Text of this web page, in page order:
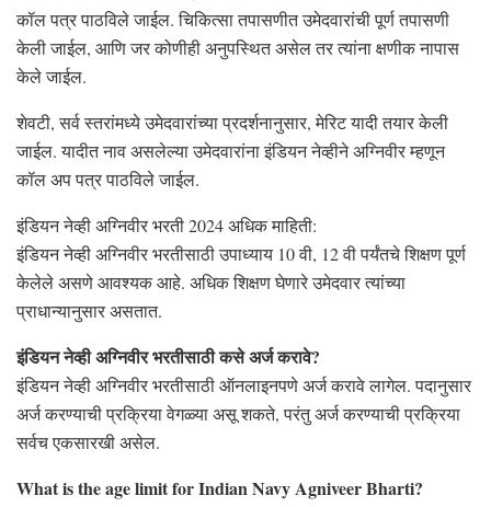
कॉल पत्र पाठविले जाईल. चिकित्सा तपासणीत उमेदवारांची पूर्ण तपासणी
केली जाईल, आणि जर कोणीही अनुपस्थित असेल तर त्यांना क्षणीक नापास
केले जाईल.
शेवटी, सर्व स्तरांमध्ये उमेदवारांच्या प्रदर्शनानुसार, मेरिट यादी तयार केली
जाईल. यादीत नाव असलेल्या उमेदवारांना इंडियन नेव्हीने अग्निवीर म्हणून
कॉल अप पत्र पाठविले जाईल.
इंडियन नेव्ही अग्निवीर भरती 2024 अधिक माहिती:
इंडियन नेव्ही अग्निवीर भरतीसाठी उपाध्याय 10 वी, 12 वी पर्यंतचे शिक्षण पूर्ण
केलेले असणे आवश्यक आहे. अधिक शिक्षण घेणारे उमेदवार त्यांच्या
प्राधान्यानुसार असतात.
इंडियन नेव्ही अग्निवीर भरतीसाठी कसे अर्ज करावे?
इंडियन नेव्ही अग्निवीर भरतीसाठी ऑनलाइनपणे अर्ज करावे लागेल. पदानुसार
अर्ज करण्याची प्रक्रिया वेगळ्या असू शकते, परंतु अर्ज करण्याची प्रक्रिया
सर्वच एकसारखी असेल.
What is the age limit for Indian Navy Agniveer Bharti?